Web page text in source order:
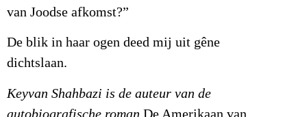
van Joodse afkomst?”
De blik in haar ogen deed mij uit gêne
dichtslaan.
Keyvan Shahbazi is de auteur van de